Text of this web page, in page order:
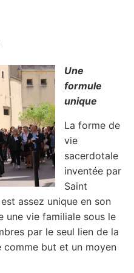
Une
formule
unique
La forme de
vie
sacerdotale
inventée par
Saint
assez unique en son
une vie familiale sous le
par le seul lien de la
but et un moyen